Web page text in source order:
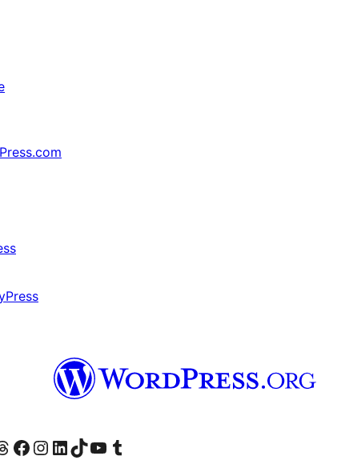
າ ຂອງພວກເຮົາ
ຢ້ຽມຊົມໜ້າ Facebook ຂອງພວກເຮົາຢ້ຽມຊົມບັນຊີ Instagram ຂອງພວກເຮົາຢ້ຽມຊົມບັນຊີ LinkedIn ຂອງພວກເຮົາຢ້ຽມຊົມບັນຊີ TikTok ຂອງພວກເຮົາຢ້ຽມຊົມຊ່ອງ YouTube ຂອງພວກເຮົາຢ້ຽມຊົມບັນຊີ Tumblr ຂອງພວກເຮົາ